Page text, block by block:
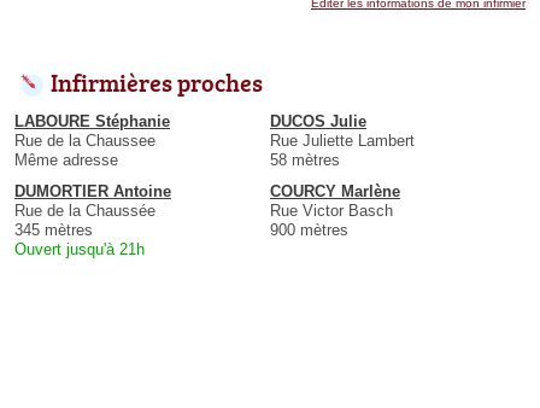
Éditer les informations de mon infirmier
Infirmières proches
LABOURE Stéphanie
Rue de la Chaussee
Même adresse
DUCOS Julie
Rue Juliette Lambert
58 mètres
DUMORTIER Antoine
Rue de la Chaussée
345 mètres
Ouvert jusqu'à 21h
COURCY Marlène
Rue Victor Basch
900 mètres